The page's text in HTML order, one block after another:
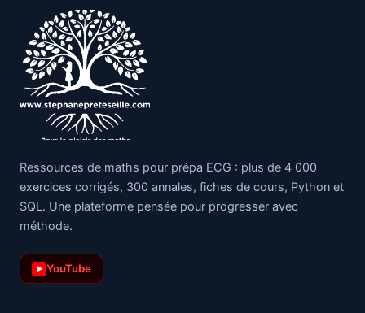
Ressources de maths pour prépa ECG : plus de 4 000
exercices corrigés, 300 annales, fiches de cours, Python et
SQL. Une plateforme pensée pour progresser avec
méthode.
▶ YouTube